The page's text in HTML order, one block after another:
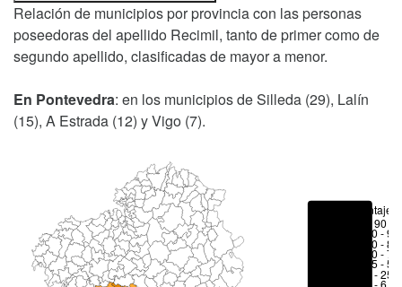
Relación de municipios por provincia con las personas
poseedoras del apellido Recimil, tanto de primer como de
segundo apellido, clasificadas de mayor a menor.
En Pontevedra: en los municipios de Silleda (29), Lalín
(15), A Estrada (12) y Vigo (7).
Porcentajes
> 90 %
80 -
70 -
50 -
25 -
6 - 25
1 - 6 %